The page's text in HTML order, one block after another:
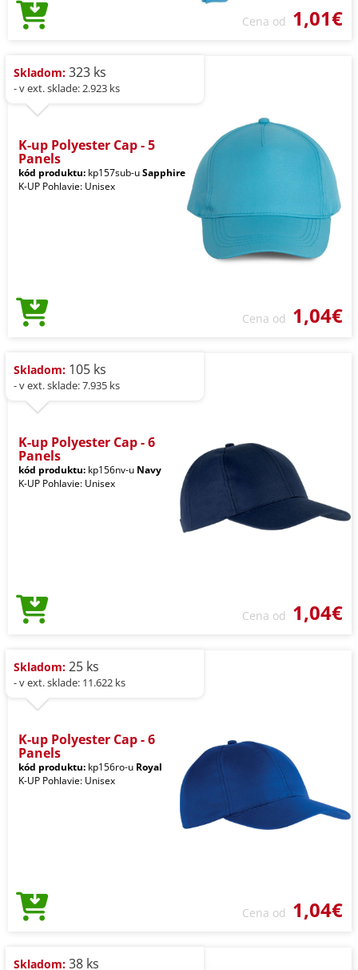
Cena od 1,01€
Skladom: 323 ks
- v ext. sklade: 2.923 ks
K-up Polyester Cap - 5
Panels
kód produktu: kp157sub-uSapphire
K-UP Pohlavie: Unisex
Cena od 1,04€
Skladom: 105 ks
- v ext. sklade: 7.935 ks
K-up Polyester Cap - 6
Panels
kód produktu: kp156nv-u Navy
K-UP Pohlavie: Unisex
Cena od 1,04€
Skladom: 25 ks
- v ext. sklade: 11.622 ks
K-up Polyester Cap - 6
Panels
kód produktu: kp156ro-u Royal
K-UP Pohlavie: Unisex
Cena od 1,04€
Skladom: 38 ks